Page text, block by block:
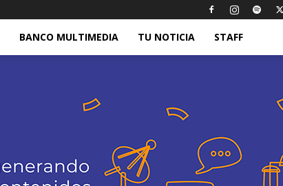
BANCO MULTIMEDIA TU NOTICIA STAFF